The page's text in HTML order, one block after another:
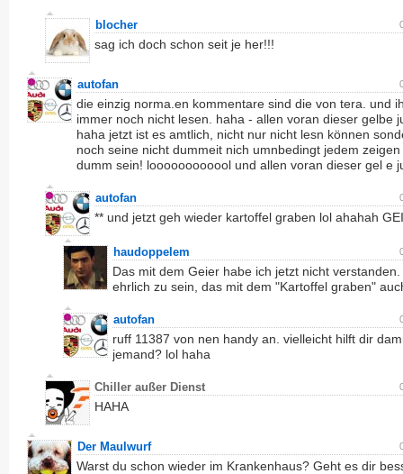
blocher
sag ich doch schon seit je her!!!
autofan
die einzig norma.en kommentare sind die von tera. und
immer noch nicht lesen. haha - allen voran dieser gelbe
haha jetzt ist es amtlich, nicht nur nicht lesn können
noch seine nicht dummeit nich umnbedingt jedem
dumm sein! loooooooooool und allen voran dieser gel e
autofan
** und jetzt geh wieder kartoffel graben lol ahahah
haudoppelem
Das mit dem Geier habe ich jetzt nicht
ehrlich zu sein, das mit dem "Kartoffel graben"
autofan
ruff 11387 von nen handy an. vielleicht hilft dir
jemand? lol haha
Chiller außer Dienst
HAHA
Der Maulwurf
Warst du schon wieder im Krankenhaus? Geht es dir